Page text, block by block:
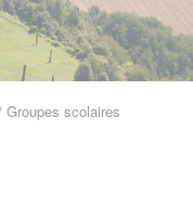
Groupes scolaires